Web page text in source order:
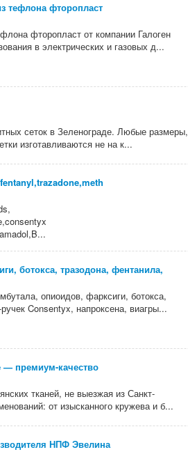
тефлона фторопласт
фторопласт от компании Галоген
в электрических и газовых д...
сеток в Зеленограде. Любые размеры,
изготавливаются не на к...
ботокса, тразодона, фентанила,
опиоидов, фарксиги, ботокса,
Consentyx, напроксена, виагры...
— премиум-качество
тканей, не выезжая из Санкт-
от изысканного кружева и б...
НПФ Эвелина